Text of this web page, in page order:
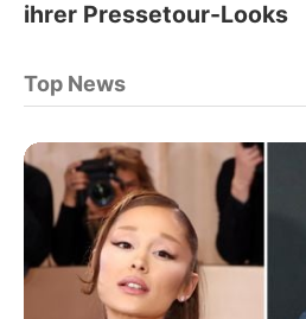
ihrer Pressetour-Looks
Top News